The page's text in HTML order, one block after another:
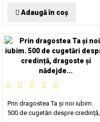
Adaugă în coș
Prin dragostea Ta și noi iubim.
500 de cugetări despre credință,